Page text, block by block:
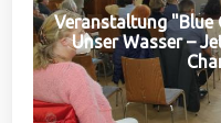
Veranstaltung "Blue
Unser Wasser –